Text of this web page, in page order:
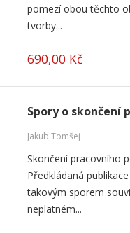
pomezí obou těchto
tvorby...
690,00 Kč
Spory o skončení
Jakub Tomšej
Skončení pracovního
Předkládaná
takovým sporem
neplatném...